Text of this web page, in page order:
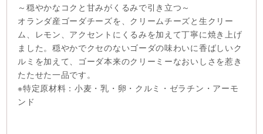
～穏やかなコクと甘みがくるみで引き立つ～
オランダ産ゴーダチーズを、クリームチーズと生クリー
ム、レモン、アクセントにくるみを加えて丁寧に焼き上げ
ました。穏やかでクセのないゴーダの味わいに香ばしいク
ルミを加えて、ゴーダ本来のクリーミーなおいしさを惹き
たたせた一品です。
※特定原材料：小麦・乳・卵・クルミ・ゼラチン・アーモ
ンド